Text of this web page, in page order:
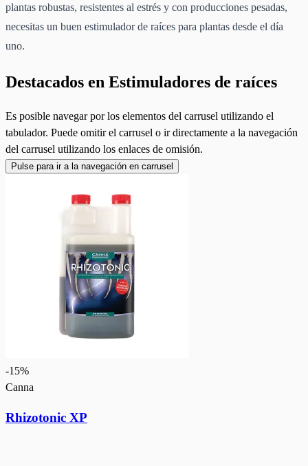
plantas robustas, resistentes al estrés y con producciones pesadas,
necesitas un buen estimulador de raíces para plantas desde el día
uno.
Destacados en Estimuladores de raíces
Es posible navegar por los elementos del carrusel utilizando el
tabulador. Puede omitir el carrusel o ir directamente a la navegación
del carrusel utilizando los enlaces de omisión.
Pulse para ir a la navegación en carrusel
-15%
Canna
Rhizotonic XP